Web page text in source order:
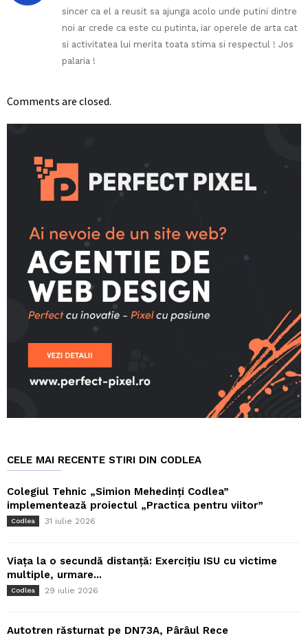
sincer ca el a reusit sa ajunga acolo unde putini dintre
noi ar crede ca este cu putinta, iar operele de arta cat
si activitatea lui merita toata stima si respectul ! Jos
palaria !
Comments are closed.
CELE MAI RECENTE STIRI DIN CODLEA
Colegiul Tehnic „Simion Mehedinți Codlea”
implementează proiectul „Practica pentru viitor”
Codlea 31 iulie 2026
Viața la o secundă distanță: Exercițiu ISU cu victime
multiple, urmare...
Codlea 29 iulie 2026
Autotren răsturnat pe DN73A, Pârâul Rece